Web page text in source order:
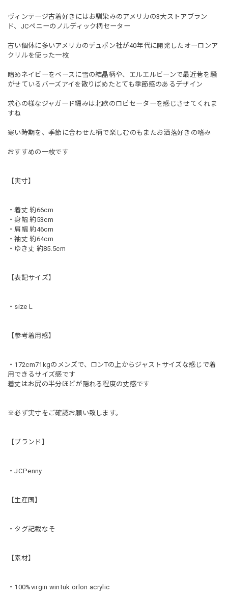
ヴィンテージ古着好きにはお馴染みのアメリカの3大ストアブラン
ド、JCペニーのノルディック柄セーター
古い個体に多いアメリカのデュポン社が40年代に開発したオーロンア
クリルを使った一枚
暗めネイビーをベースに雪の結晶柄や、エルエルビーンで最近巷を騒
がせているバーズアイを散りばめたとても季節感のあるデザイン
求心の様なジャガード編みは北欧のロピセーターを感じさせてくれま
すね
寒い時期を、季節に合わせた柄で楽しむのもまたお洒落好きの嗜み
おすすめの一枚です
【実寸】
・着丈 約66cm
・身幅 約53cm
・肩幅 約46cm
・袖丈 約64cm
・ゆき丈 約85.5cm
【表記サイズ】
・size L
【参考着用感】
・172cm71kgのメンズで、ロンTの上からジャストサイズな感じで着
用できるサイズ感です
着丈はお尻の半分ほどが隠れる程度の丈感です
※必ず実寸をご確認お願い致します。
【ブランド】
・JCPenny
【生産国】
・タグ記載なそ
【素材】
・100%virgin wintuk orlon acrylic